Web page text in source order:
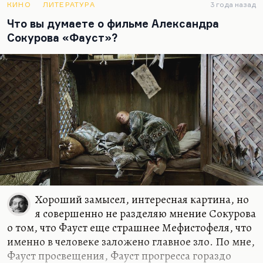
Фауст еще хуже Мефистофеля), которые мне
очень понравились, в отличие, скажем, от «Спаси
и сохрани», которое мне не понравилось…
КИНО ЛИТЕРАТУРА 3 года назад
Что вы думаете о фильме Александра
Сокурова «Фауст»?
Хороший замысел, интересная картина, но
я совершенно не разделяю мнение Сокурова
о том, что Фауст еще страшнее Мефистофеля, что
именно в человеке заложено главное зло. По мне,
Фауст просвещения, Фауст прогресса гораздо